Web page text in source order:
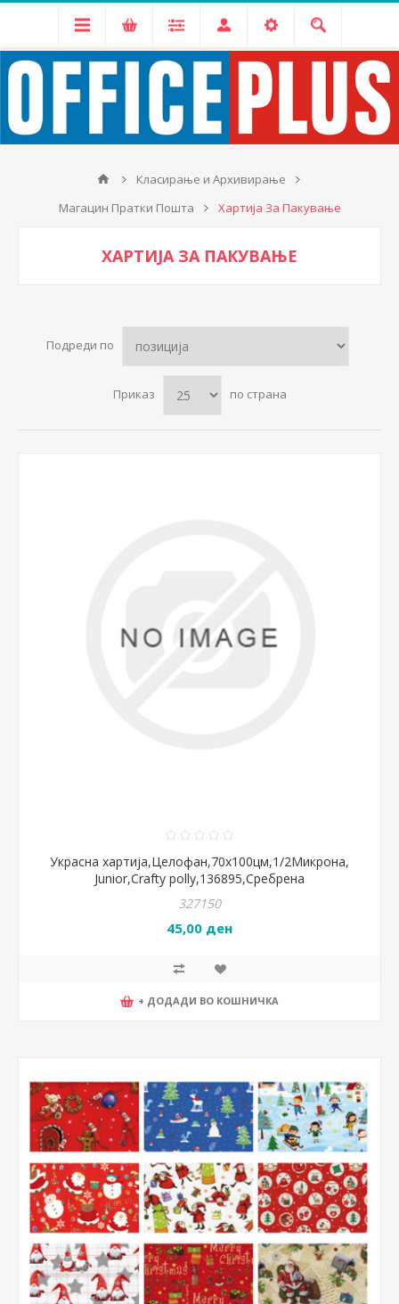
Класирање и Архивирање
Магацин Пратки Пошта
Хартија За Пакување
ХАРТИЈА ЗА ПАКУВАЊЕ
Подреди по
Приказ по страна
Украсна хартија,Целофан,70x100цм,1/2Микрона,
Junior,Crafty polly,136895,Сребрена
327150
45,00 ден
+ ДОДАДИ ВО КОШНИЧКА